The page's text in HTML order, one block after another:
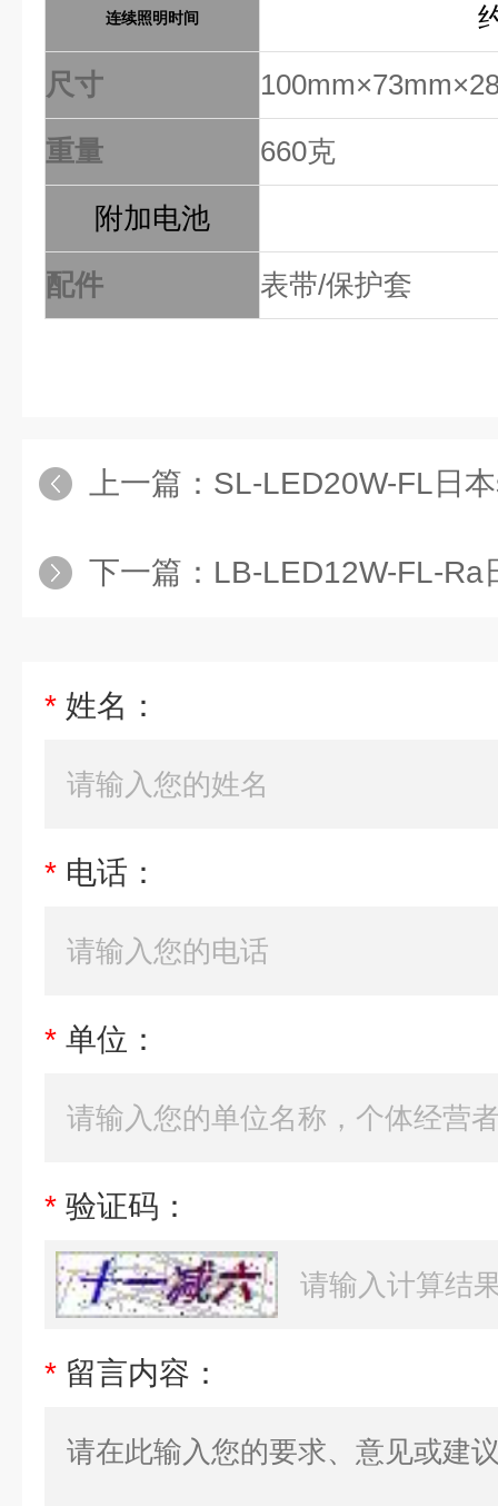
连续照明时间
尺寸
重量
660克
附加电池
配件
表带/保护套
上一篇： SL-LED20W-FL日本saga手持
下一篇： LB-LED12W-FL-Ra日本saga无
* 姓名：
* 电话：
* 单位：
* 验证码：
* 留言内容：